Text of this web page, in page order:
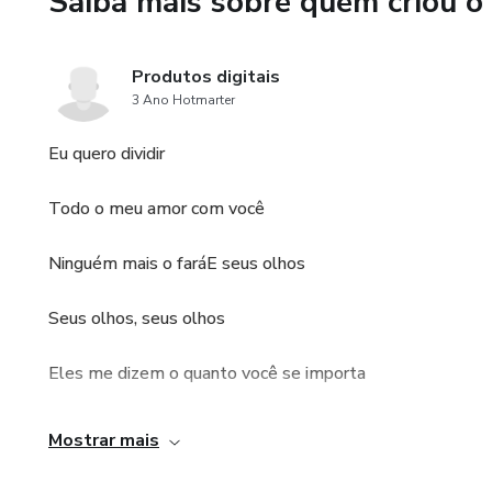
Produtos digitais
3 Ano Hotmarter
Eu quero dividir
Todo o meu amor com você
Ninguém mais o faráE seus olhos
Seus olhos, seus olhos
Eles me dizem o quanto você se importa
Oh sim, você sempre será
Mostrar mais